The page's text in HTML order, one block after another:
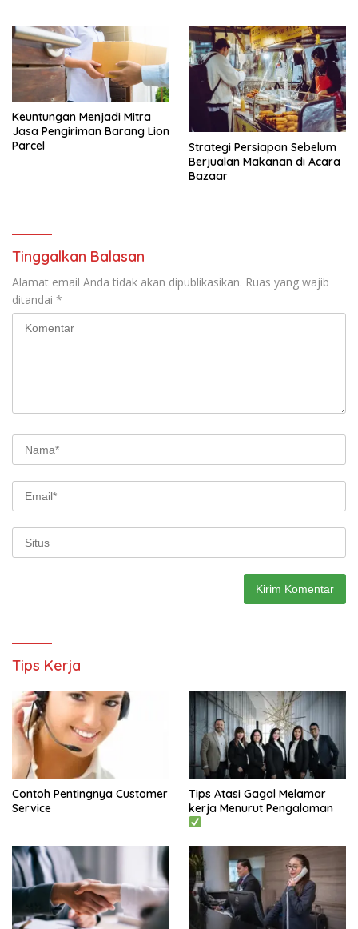
Keuntungan Menjadi Mitra
Jasa Pengiriman Barang Lion
Parcel
Strategi Persiapan Sebelum
Berjualan Makanan di Acara
Bazaar
Tinggalkan Balasan
Alamat email Anda tidak akan dipublikasikan. Ruas yang wajib
ditandai *
Tips Kerja
Contoh Pentingnya Customer
Service
Tips Atasi Gagal Melamar
kerja Menurut Pengalaman